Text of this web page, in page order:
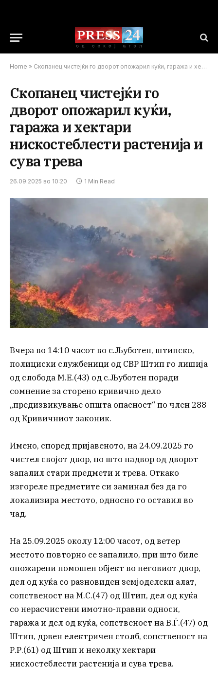
Home » Скопанец чистејќи го дворот опожарил куќи, гаража и хектари нискостеблести растенија и сува трева
Скопанец чистејќи го
дворот опожарил куќи,
гаража и хектари
нискостеблести растенија и
сува трева
26.09.2025 во 10:20 1 Min Read
Вчера во 14:10 часот во с.Љуботен, штипско,
полициски службеници од СВР Штип го лишија
од слобода М.Е.(43) од с.Љуботен поради
сомнение за сторено кривично дело
„предизвикување општа опасност“ по член 288
од Кривичниот законик.
Имено, според пријавеното, на 24.09.2025 го
чистел својот двор, по што надвор од дворот
запалил стари предмети и трева. Откако
изгореле предметите си заминал без да го
локализира местото, односно го оставил во
чад.
На 25.09.2025 околу 12:00 часот, од ветер
местото повторно се запалило, при што биле
опожарени помошен објект во неговиот двор,
дел од куќа со разновиден земјоделски алат,
сопственост на М.С.(47) од Штип, дел од куќа
со нерасчистени имотно-правни односи,
гаража и дел од куќа, сопственост на В.Ѓ.(47) од
Штип, дрвен електричен столб, сопственост на
Р.Р.(61) од Штип и неколку хектари
нискостеблести растенија и сува трева.